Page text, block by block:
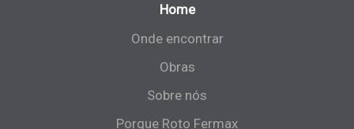
Home
Onde encontrar
Obras
Sobre nós
Porque Roto Fermax